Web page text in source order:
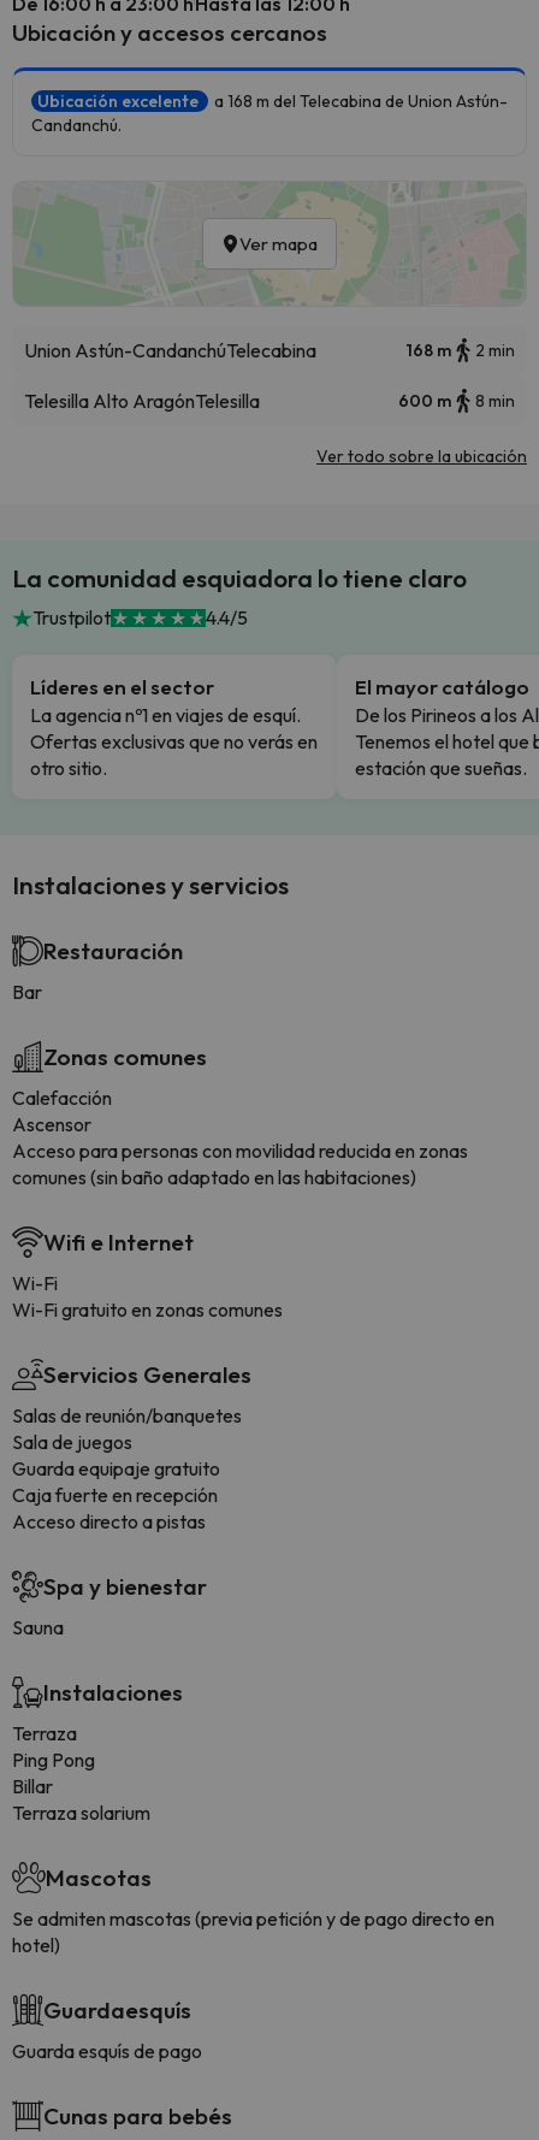
Ubicación y accesos cercanos
Ubicación excelente
a 168 m del Telecabina de Union Astún-
Candanchú.
Ver mapa
Union Astún-CandanchúTelecabina 168 m 2 min
Telesilla Alto AragónTelesilla 600 m 8 min
Ver todo sobre la ubicación
La comunidad esquiadora lo tiene claro
Trustpilot 4.4/5
Líderes en el sector
La agencia nº1 en viajes de esquí.
Ofertas exclusivas que no verás en
otro sitio.
El mayor catálogo
De los Pirineos a los
Tenemos el hotel que
estación que sueñas.
Instalaciones y servicios
Restauración
Bar
Zonas comunes
Calefacción
Ascensor
Acceso para personas con movilidad reducida en zonas
comunes (sin baño adaptado en las habitaciones)
Wifi e Internet
Wi-Fi
Wi-Fi gratuito en zonas comunes
Servicios Generales
Salas de reunión/banquetes
Sala de juegos
Guarda equipaje gratuito
Caja fuerte en recepción
Acceso directo a pistas
Spa y bienestar
Sauna
Instalaciones
Terraza
Ping Pong
Billar
Terraza solarium
Mascotas
Se admiten mascotas (previa petición y de pago directo en
hotel)
Guardaesquís
Guarda esquís de pago
Cunas para bebés